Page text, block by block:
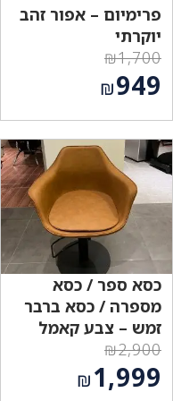
פרימיום – אפור זהב
יוקרתי
₪1,700
המחיר
המקורי
היה:
₪1,700.
₪949
הוא:
₪949.
כסא ספר / כסא
מספרה / כסא ברבר
זמש – צבע קאמל
₪2,900
המחיר
המקורי
₪1,999